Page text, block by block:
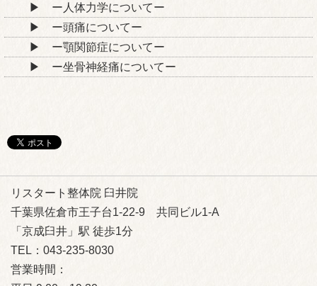
ー人体力学についてー
ー頭痛についてー
ー顎関節症についてー
ー坐骨神経痛についてー
リスタート整体院 臼井院
千葉県佐倉市王子台1-22-9 共同ビル1-A
「京成臼井」駅 徒歩1分
TEL：043-235-8030
営業時間：